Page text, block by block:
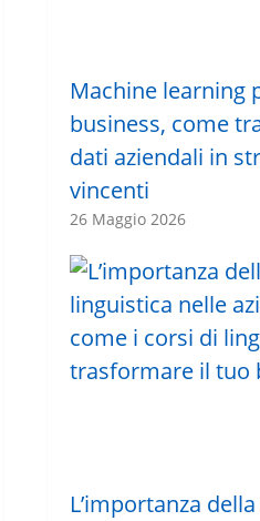
Machine learning
business, come
dati aziendali in
vincenti
26 Maggio 2026
L’importanza